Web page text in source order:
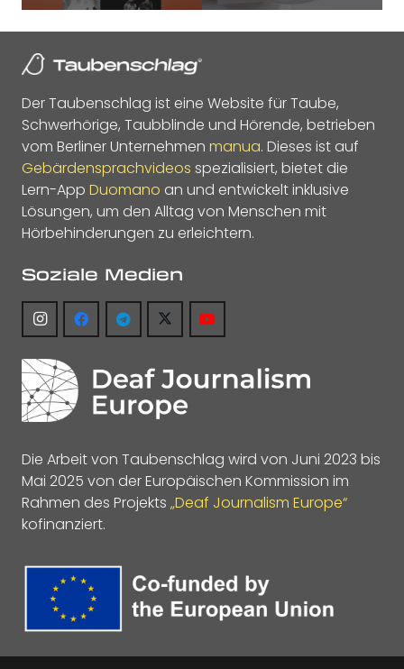
Der Taubenschlag ist eine Website für Taube,
Schwerhörige, Taubblinde und Hörende, betrieben
vom Berliner Unternehmen manua. Dieses ist auf
Gebärdensprachvideos spezialisiert, bietet die
Lern-App Duomano an und entwickelt inklusive
Lösungen, um den Alltag von Menschen mit
Hörbehinderungen zu erleichtern.
Soziale Medien
Die Arbeit von Taubenschlag wird von Juni 2023 bis
Mai 2025 von der Europäischen Kommission im
Rahmen des Projekts „Deaf Journalism Europe“
kofinanziert.